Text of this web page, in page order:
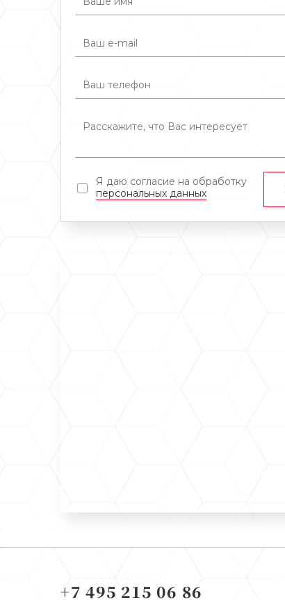
Я даю согласие на обработку
персональных данных
+7 495 215 06 86